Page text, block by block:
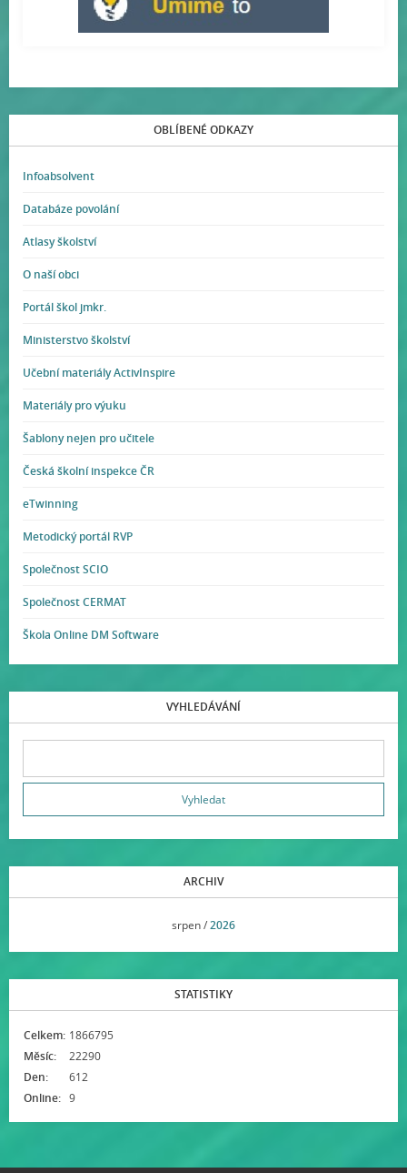
OBLÍBENÉ ODKAZY
Infoabsolvent
Databáze povolání
Atlasy školství
O naší obci
Portál škol jmkr.
Ministerstvo školství
Učební materiály ActivInspire
Materiály pro výuku
Šablony nejen pro učitele
Česká školní inspekce ČR
eTwinning
Metodický portál RVP
Společnost SCIO
Společnost CERMAT
Škola Online DM Software
VYHLEDÁVÁNÍ
ARCHIV
srpen /2026
STATISTIKY
Online: 9
Celkem: 1866795
Měsíc:
22290
Den:
612